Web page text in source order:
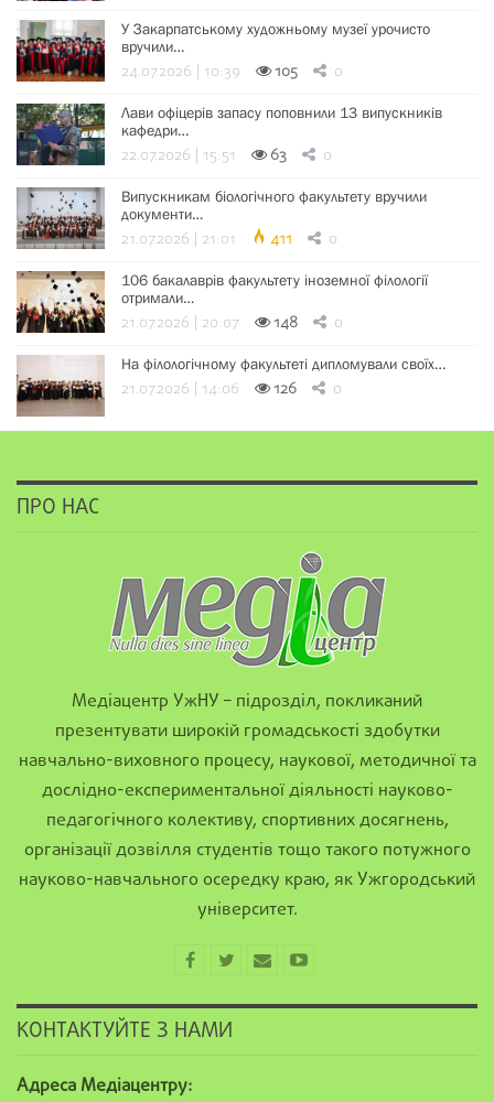
У Закарпатському художньому музеї урочисто
вручили…
24.07.2026 | 10:39 105 0
Лави офіцерів запасу поповнили 13 випускників
кафедри…
22.07.2026 | 15:51 63 0
Випускникам біологічного факультету вручили
документи…
21.07.2026 | 21:01 411 0
106 бакалаврів факультету іноземної філології
отримали…
21.07.2026 | 20:07 148 0
На філологічному факультеті дипломували своїх…
21.07.2026 | 14:06 126 0
ПРО НАС
Медіацентр УжНУ – підрозділ, покликаний
презентувати широкій громадськості здобутки
навчально-виховного процесу, наукової, методичної та
дослідно-експериментальної діяльності науково-
педагогічного колективу, спортивних досягнень,
організації дозвілля студентів тощо такого потужного
науково-навчального осередку краю, як Ужгородський
університет.
КОНТАКТУЙТЕ З НАМИ
Адреса Медіацентру: